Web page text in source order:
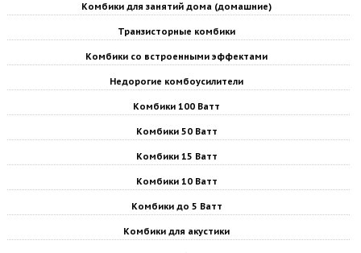
Комбики для занятий дома (домашние)
Транзисторные комбики
Комбики со встроенными эффектами
Недорогие комбоусилители
Комбики 100 Ватт
Комбики 50 Ватт
Комбики 15 Ватт
Комбики 10 Ватт
Комбики до 5 Ватт
Комбики для акустики